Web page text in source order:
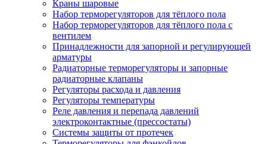
Краны шаровые
Набор терморегуляторов для тёплого пола
Набор терморегуляторов для тёплого пола с
вентилем
Принадлежности для запорной и регулирующей
арматуры
Радиаторные терморегуляторы и запорные
радиаторные клапаны
Регуляторы расхода и давления
Регуляторы температуры
Реле давления и перепада давлений
электроконтактные (прессостаты)
Системы защиты от протечек